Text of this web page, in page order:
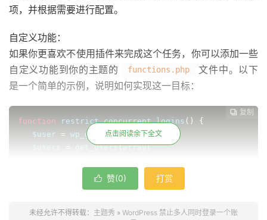
项，并根据需要进行配置。
自定义功能：
如果你更喜欢不使用插件来完成这个任务，你可以添加一些
自定义功能到你的主题的
functions.php
文件中。以下
是一个简单的示例，说明如何实现这一目标：
 复制
 复制
 复制
function restrict_concurrent_logins ()
{
   $user
= wp_get_current_user();
   $users
= get_users(array(
'meta_value' =>
foreach ($users as $user_logged_in ) {
点击阅读余下全文
 赞(0) 打赏
未经允许不得转载： 主题秀 » WordPress 禁止多人同时登录一个账